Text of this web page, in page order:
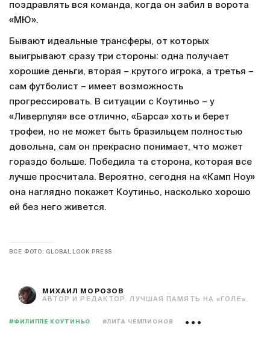
поздравлять вся команда, когда он забил в ворота
«МЮ».
Бывают идеальные трансферы, от которых
выигрывают сразу три стороны: одна получает
хорошие деньги, вторая – крутого игрока, а третья –
сам футболист – имеет возможность
прогрессировать. В ситуации с Коутиньо – у
«Ливерпуля» все отлично, «Барса» хоть и берет
трофеи, но не может быть бразильцем полностью
довольна, сам он прекрасно понимает, что может
гораздо больше. Победила та сторона, которая все
лучше просчитала. Вероятно, сегодня на «Камп Ноу»
она наглядно покажет Коутиньо, насколько хорошо
ей без него живется.
ВСЕ ФОТО: GLOBAL LOOK PRESS
МИХАИЛ МОРОЗОВ
АВТОР И РЕДАКТОР. ЛУЧШАЯ ПАМЯТЬ НА «ГОЛЕ».
#ФИЛИППЕ КОУТИНЬО #ЛИГА ЧЕМПИОНОВ